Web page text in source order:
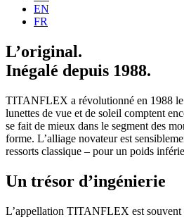
EN
FR
L’original.
Inégalé depuis 1988.
TITANFLEX a révolutionné en 1988 le
lunettes de vue et de soleil comptent
se fait de mieux dans le segment des
forme. L’alliage novateur est
ressorts classique – pour un poids
Un trésor d’ingénierie
L’appellation TITANFLEX est souvent